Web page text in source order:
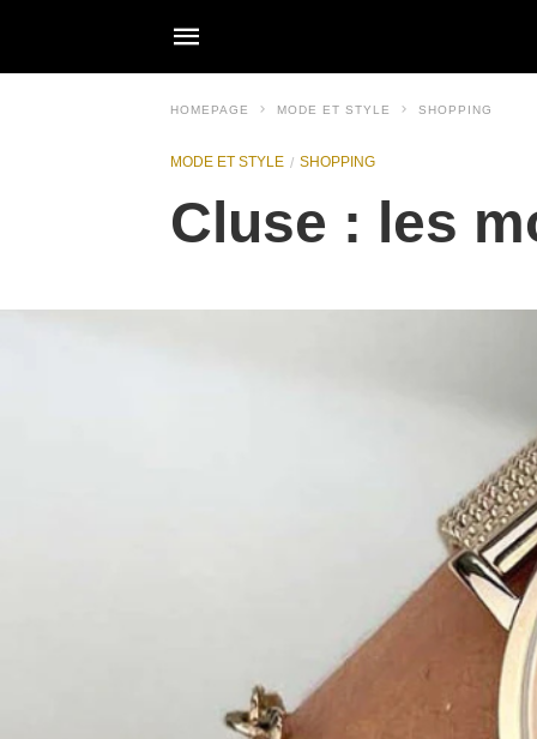
HOMEPAGE MODE ET STYLE SHOPPING
MODE ET STYLE SHOPPING
Cluse : les